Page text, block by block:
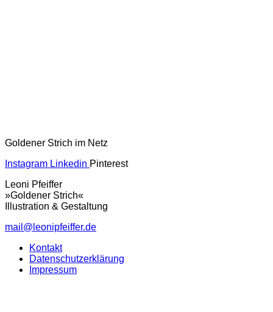
Goldener Strich im Netz
Instagram Linkedin Pinterest
Leoni Pfeiffer
»Goldener Strich«
Illustration & Gestaltung
mail@leonipfeiffer.de
Kontakt
Datenschutzerklärung
Impressum